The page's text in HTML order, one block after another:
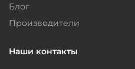
Блог
Производители
Наши контакты